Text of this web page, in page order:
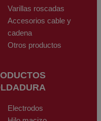
Varillas roscadas
Accesorios cable y
cadena
Otros productos
Electrodos